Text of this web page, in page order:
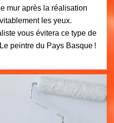
mur après la réalisation
les yeux.
vous évitera ce type de
peintre du Pays Basque !